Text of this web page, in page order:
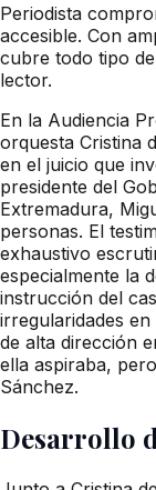
Periodista
accesible. Con
cubre todo tipo
lector.
En la Audiencia
orquesta Cristina
en el juicio que
presidente del
Extremadura,
personas. El
exhaustivo
especialmente la
instrucción del
irregularidades
de alta dirección
ella aspiraba,
Sánchez.
Desarrollo